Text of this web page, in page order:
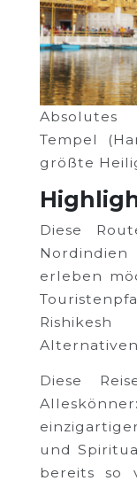
Tempel
größte
Diese
erleben
Diese
und
bereits so